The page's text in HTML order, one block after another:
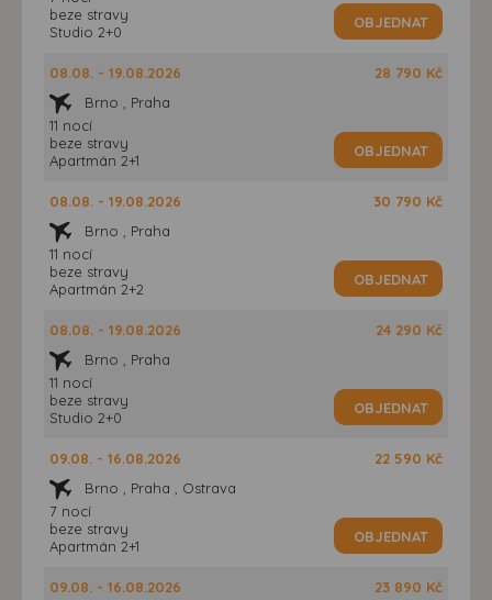
beze stravy
Studio 2+0
OBJEDNAT
08.08. - 19.08.2026
Brno , Praha
11 nocí
beze stravy
Apartmán 2+1
28 790 Kč
OBJEDNAT
08.08. - 19.08.2026
Brno , Praha
11 nocí
beze stravy
Apartmán 2+2
30 790 Kč
OBJEDNAT
08.08. - 19.08.2026
Brno , Praha
11 nocí
beze stravy
Studio 2+0
24 290 Kč
OBJEDNAT
09.08. - 16.08.2026
Brno , Praha , Ostrava
7 nocí
beze stravy
Apartmán 2+1
22 590 Kč
OBJEDNAT
09.08. - 16.08.2026 23 890 Kč